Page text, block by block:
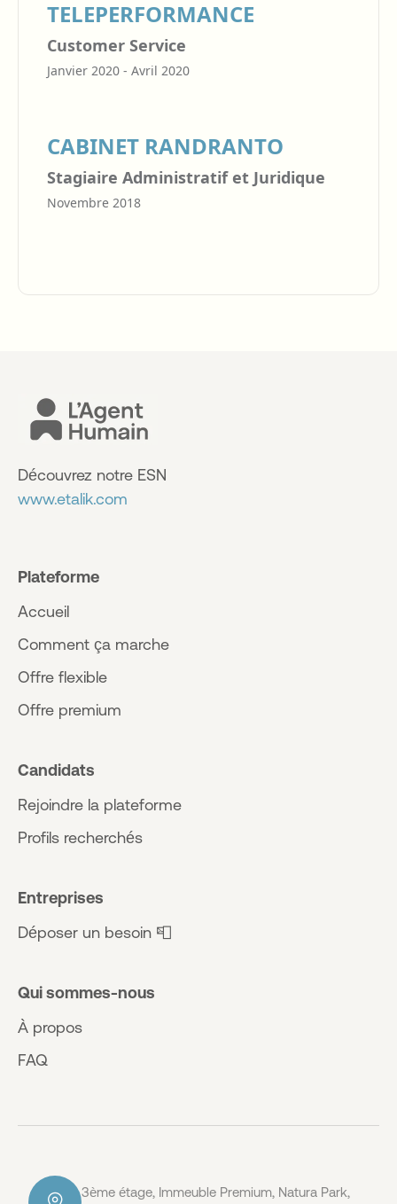
TELEPERFORMANCE
Customer Service
Janvier 2020 - Avril 2020
CABINET RANDRANTO
Stagiaire Administratif et Juridique
Novembre 2018
Découvrez notre ESN
www.etalik.com
Plateforme
Accueil
Comment ça marche
Offre flexible
Offre premium
Candidats
Rejoindre la plateforme
Profils recherchés
Entreprises
Déposer un besoin 📮
Qui sommes-nous
À propos
FAQ
3ème étage, Immeuble Premium, Natura Park,